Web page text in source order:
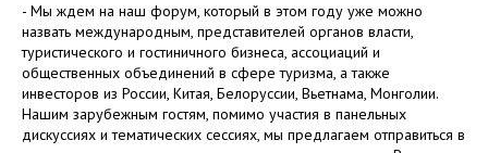
- Мы ждем на наш форум, который в этом году уже можно
назвать международным, представителей органов власти,
туристического и гостиничного бизнеса, ассоциаций и
общественных объединений в сфере туризма, а также
инвесторов из России, Китая, Белоруссии, Вьетнама, Монголии.
Нашим зарубежным гостям, помимо участия в панельных
дискуссиях и тематических сессиях, мы предлагаем отправиться в